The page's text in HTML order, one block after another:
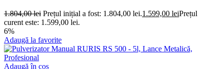
1.804,00lei Prețul inițial a fost: 1.804,00 lei.1.599,00 leiPrețul
curent este: 1.599,00 lei.
6%
Adaugă la favorite
Adaugă în coș